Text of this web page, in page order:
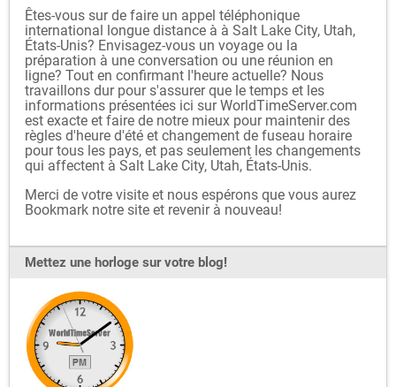
Êtes-vous sur de faire un appel téléphonique
international longue distance à à Salt Lake City, Utah,
États-Unis? Envisagez-vous un voyage ou la
préparation à une conversation ou une réunion en
ligne? Tout en confirmant l'heure actuelle? Nous
travaillons dur pour s'assurer que le temps et les
informations présentées ici sur WorldTimeServer.com
est exacte et faire de notre mieux pour maintenir des
règles d'heure d'été et changement de fuseau horaire
pour tous les pays, et pas seulement les changements
qui affectent à Salt Lake City, Utah, États-Unis.
Merci de votre visite et nous espérons que vous aurez
Bookmark notre site et revenir à nouveau!
Mettez une horloge sur votre blog!